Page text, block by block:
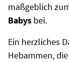
maßgeblich
Babys bei.
Ein herzliches
Hebammen,